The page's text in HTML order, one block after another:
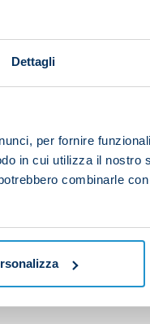
Dettagli
per fornire
in cui utilizza il nostro
combinarle
AC Monza on loan
the